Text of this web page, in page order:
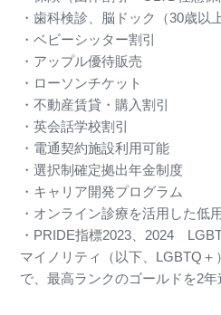
・歯科検診、脳ドック（30歳以
・ベビーシッター割引
・アップル優待販売
・ローソンチケット
・不動産賃貸・購入割引
・英会話学校割引
・電通契約施設利用可能
・選択制確定拠出年金制度
・キャリア開発プログラム
・オンライン診療を活用した低
・PRIDE指標2023、2024
マイノリティ（以下、LGBTQ
で、最高ランクのゴールドを2年